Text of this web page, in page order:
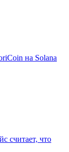
на Solana
считает, что